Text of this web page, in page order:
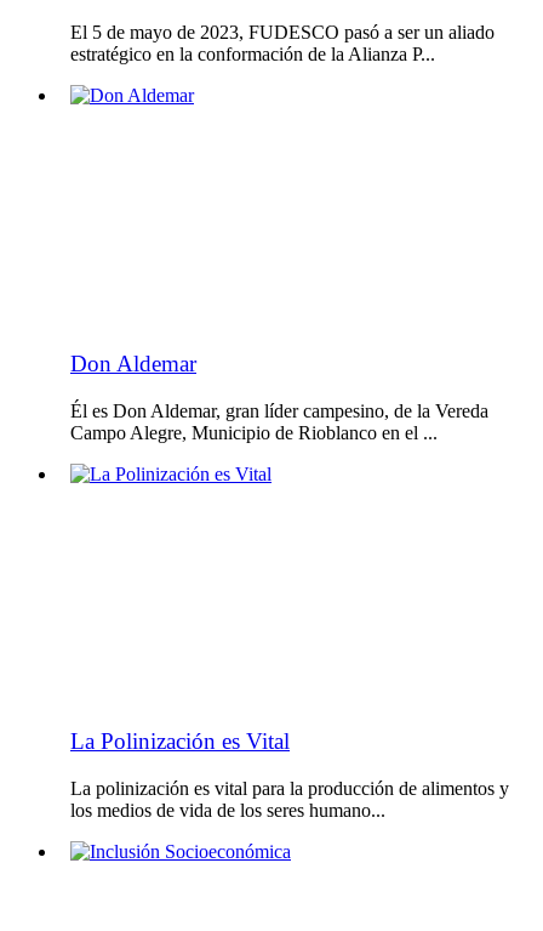
El 5 de mayo de 2023, FUDESCO pasó a ser un aliado
estratégico en la conformación de la Alianza P...
Don Aldemar
Él es Don Aldemar, gran líder campesino, de la Vereda
Campo Alegre, Municipio de Rioblanco en el ...
La Polinización es Vital
La polinización es vital para la producción de alimentos y
los medios de vida de los seres humano...